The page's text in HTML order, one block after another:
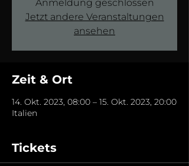
Anmeldung geschlossen
Jetzt andere Veranstaltungen
ansehen
Zeit & Ort
14. Okt. 2023, 08:00 – 15. Okt. 2023, 20:00
Italien
Tickets